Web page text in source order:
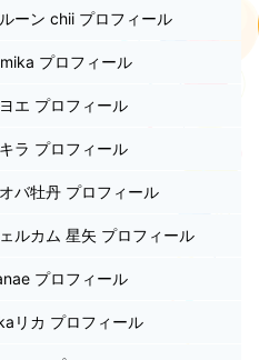
ーン chii プロフィール
プロフィール
エ プロフィール
ラ プロフィール
バ牡丹 プロフィール
ルカム 星矢 プロフィール
プロフィール
リカ プロフィール